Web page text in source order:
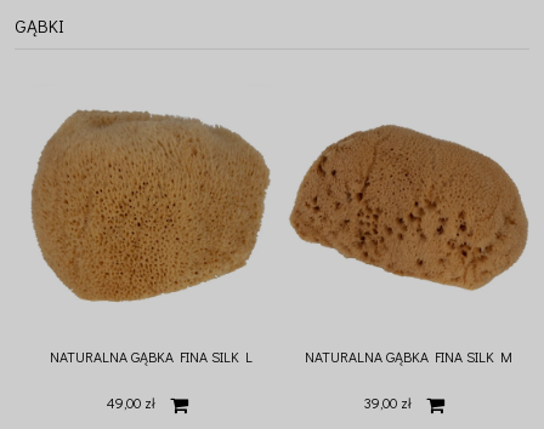
GĄBKI
NATURALNA GĄBKA FINA SILK L
49,00 zł
NATURALNA GĄBKA FINA SILK M
39,00 zł